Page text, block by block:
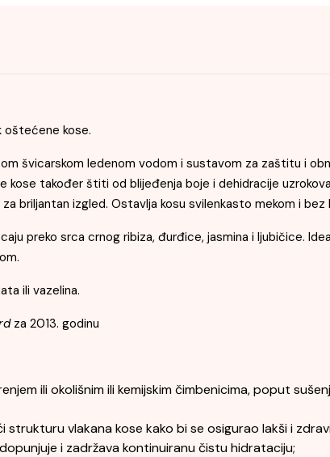
oštećene kose.
švicarskom ledenom vodom i sustavom za zaštitu i
kose također štiti od blijeđenja boje i dehidracije
briljantan izgled. Ostavlja kosu svilenkasto mekom i bez
preko srca crnog ribiza, đurđice, jasmina i ljubičice.
ili vazelina.
za 2013. godinu
ili okolišnim ili kemijskim čimbenicima, poput
vlakana kose kako bi se osigurao lakši i
i zadržava kontinuiranu čistu hidrataciju;